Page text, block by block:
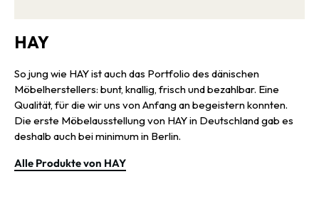
HAY
So jung wie HAY ist auch das Portfolio des dänischen
Möbelherstellers: bunt, knallig, frisch und bezahlbar. Eine
Qualität, für die wir uns von Anfang an begeistern konnten.
Die erste Möbelausstellung von HAY in Deutschland gab es
deshalb auch bei minimum in Berlin.
Alle Produkte von HAY